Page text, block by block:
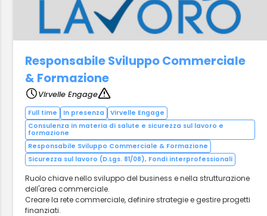
Responsabile Sviluppo Commerciale
& Formazione
Virvelle Engage
Full time In presenza
Virvelle Engage
Consulenza in materia di salute e sicurezza sul lavoro e
formazione
Responsabile Sviluppo Commerciale & Formazione
Sicurezza sul lavoro (D.Lgs. 81/08), Fondi interprofessionali
Ruolo chiave nello sviluppo del business e nella strutturazione
dell'area commerciale.
Creare la rete commerciale, definire strategie e gestire progetti
finanziati.